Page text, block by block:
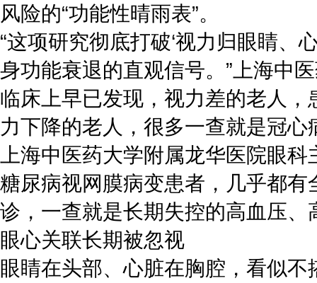
风险的“功能性晴雨表”。
“这项研究彻底打破‘视力归眼睛、
身功能衰退的直观信号。”上海中
临床上早已发现，视力差的老人
力下降的老人，很多一查就是冠
上海中医药大学附属龙华医院眼
糖尿病视网膜病变患者，几乎都
诊，一查就是长期失控的高血压
眼心关联长期被忽视
眼睛在头部、心脏在胸腔，看似